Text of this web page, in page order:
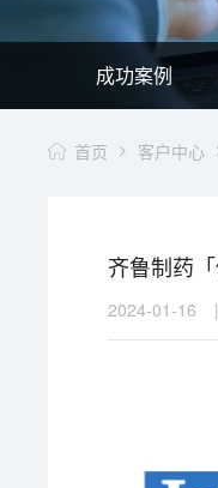
成功案例
首页 客户中心
齐鲁制药
2024-01-16 |